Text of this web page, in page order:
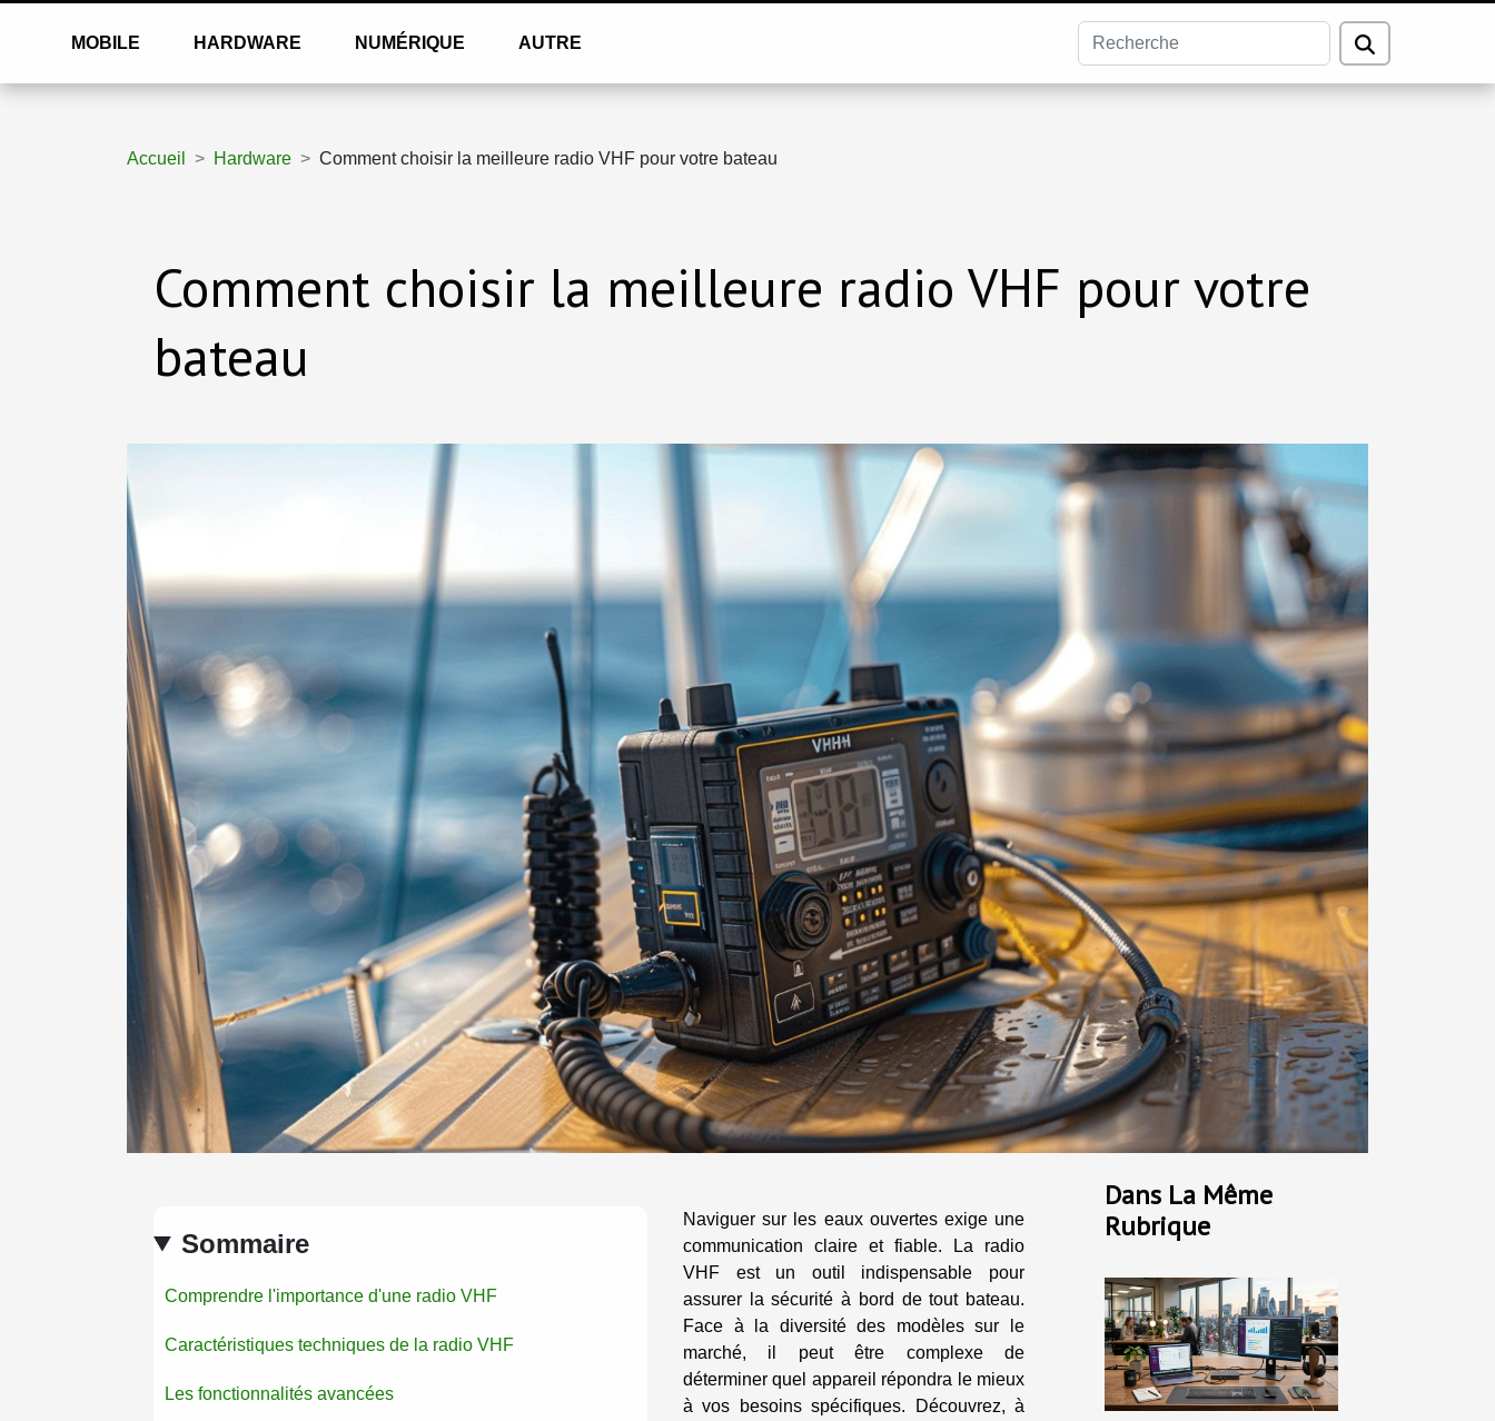
MOBILE HARDWARE NUMÉRIQUE AUTRE
Accueil Hardware Comment choisir la meilleure radio VHF pour votre bateau
Comment choisir la meilleure radio VHF pour votre
bateau
Sommaire
Comprendre l'importance d'une radio VHF
Caractéristiques techniques de la radio VHF
Les fonctionnalités avancées
Naviguer sur les eaux ouvertes exige une
communication claire et fiable. La radio
VHF est un outil indispensable pour
assurer la sécurité à bord de tout bateau.
Face à la diversité des modèles sur le
marché, il peut être complexe de
déterminer quel appareil répondra le mieux
à vos besoins spécifiques. Découvrez, à
Dans La Même
Rubrique